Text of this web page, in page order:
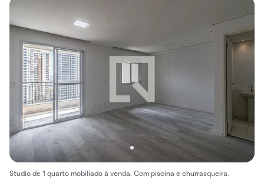
Studio de 1 quarto mobiliado à venda. Com piscina e churrasqueira.